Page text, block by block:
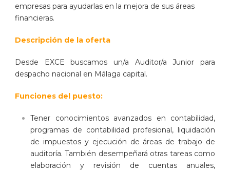
empresas para ayudarlas en la mejora de sus áreas
financieras.
Descripción de la oferta
Desde EXCE buscamos un/a Auditor/a Junior para
despacho nacional en Málaga capital.
Funciones del puesto:
Tener conocimientos avanzados en contabilidad,
programas de contabilidad profesional, liquidación
de impuestos y ejecución de áreas de trabajo de
auditoría. También desempeñará otras tareas como
elaboración y revisión de cuentas anuales,